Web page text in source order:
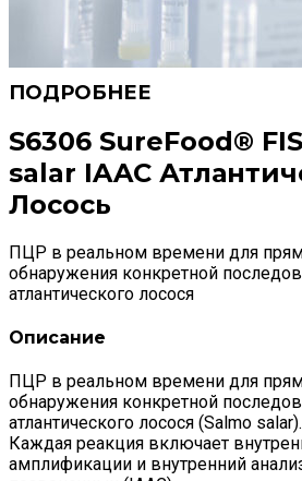
S6306 SureFood®
salar IAAC
Лосось
ПЦР в реальном времени для
обнаружения конкретной
атлантического лосося
Описание
ПЦР в реальном времени для
обнаружения конкретной
атлантического лосося (Salmo salar).
Каждая реакция включает
амплификации и внутренний